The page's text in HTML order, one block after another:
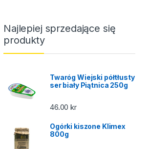
Najlepiej sprzedające się
produkty
Twaróg Wiejski półtłusty
ser biały Piątnica 250g
46.00kr
Ogórki kiszone Klimex
800g